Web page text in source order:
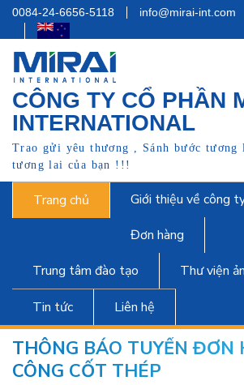
0084-24-6656-5118 info@mirai-int.com
CÔNG TY CỔ PHẦN
INTERNATIONAL
Trao gửi yêu thương , Sánh bước
tương lai của bạn !!!
Trang chủ
Giới thiệu về công
Đơn hàng
Trung tâm đào tạo
Thư viện
Tin tức Liên hệ
THÔNG BÁO TUYỂN ĐƠN
CÔNG CỐT THÉP